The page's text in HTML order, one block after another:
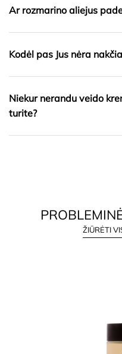
Ar rozmarino aliejus
Kodėl pas Jus nėra
Niekur nerandu veido
turite?
ŽIŪRĖTI